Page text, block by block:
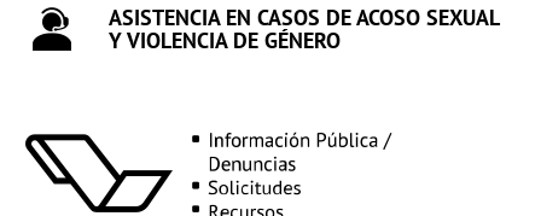
ASISTENCIA EN CASOS DE ACOSO SEXUAL
Y VIOLENCIA DE GÉNERO